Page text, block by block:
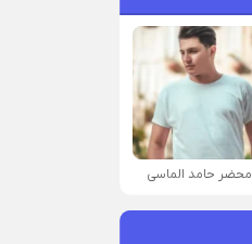
محضر حامد الماسی